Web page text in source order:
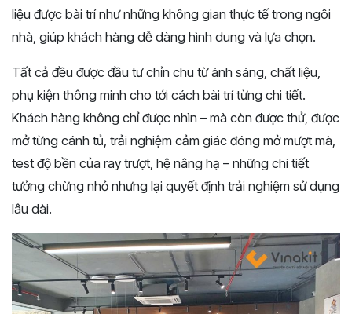
liệu được bài trí như những không gian thực tế trong ngôi
nhà, giúp khách hàng dễ dàng hình dung và lựa chọn.
Tất cả đều được đầu tư chỉn chu từ ánh sáng, chất liệu,
phụ kiện thông minh cho tới cách bài trí từng chi tiết.
Khách hàng không chỉ được nhìn – mà còn được thử, được
mở từng cánh tủ, trải nghiệm cảm giác đóng mở mượt mà,
test độ bền của ray trượt, hệ nâng hạ – những chi tiết
tưởng chừng nhỏ nhưng lại quyết định trải nghiệm sử dụng
lâu dài.